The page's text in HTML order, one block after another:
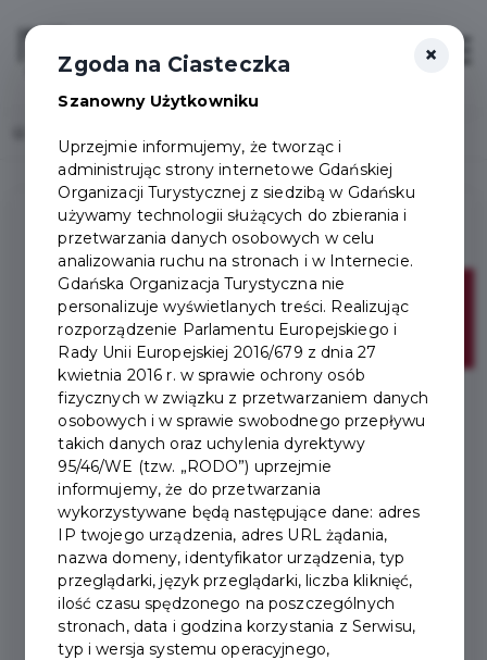
Login/Rejestracja
09
×
Zgoda na Ciasteczka
Szanowny Użytkowniku
Uprzejmie informujemy, że tworząc i
administrując strony internetowe Gdańskiej
Organizacji Turystycznej z siedzibą w Gdańsku
używamy technologii służących do zbierania i
przetwarzania danych osobowych w celu
analizowania ruchu na stronach i w Internecie.
Gdańska Organizacja Turystyczna nie
personalizuje wyświetlanych treści. Realizując
rozporządzenie Parlamentu Europejskiego i
Rady Unii Europejskiej 2016/679 z dnia 27
kwietnia 2016 r. w sprawie ochrony osób
fizycznych w związku z przetwarzaniem danych
osobowych i w sprawie swobodnego przepływu
takich danych oraz uchylenia dyrektywy
95/46/WE (tzw. „RODO”) uprzejmie
informujemy, że do przetwarzania
wykorzystywane będą następujące dane: adres
IP twojego urządzenia, adres URL żądania,
nazwa domeny, identyfikator urządzenia, typ
przeglądarki, język przeglądarki, liczba kliknięć,
ilość czasu spędzonego na poszczególnych
stronach, data i godzina korzystania z Serwisu,
typ i wersja systemu operacyjnego,